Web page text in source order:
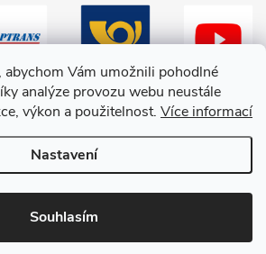
abychom Vám umožnili pohodlné
analýze provozu webu neustále
výkon a použitelnost. Více informací
Nastavení
Souhlasím
Vytvořil Shoptet